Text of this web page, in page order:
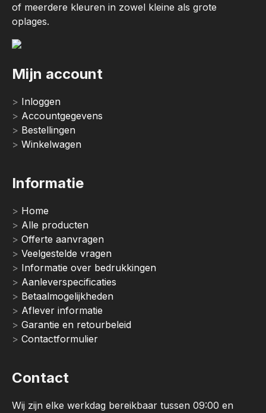
of meerdere kleuren in zowel kleine als grote
oplages.
Mijn account
Inloggen
Accountgegevens
Bestellingen
Winkelwagen
Informatie
Home
Alle producten
Offerte aanvragen
Veelgestelde vragen
Informatie over bedrukkingen
Aanleverspecificaties
Betaalmogelijkheden
Aflever informatie
Garantie en retourbeleid
Contactformulier
Contact
Wij zijn elke werkdag bereikbaar tussen 09:00 en